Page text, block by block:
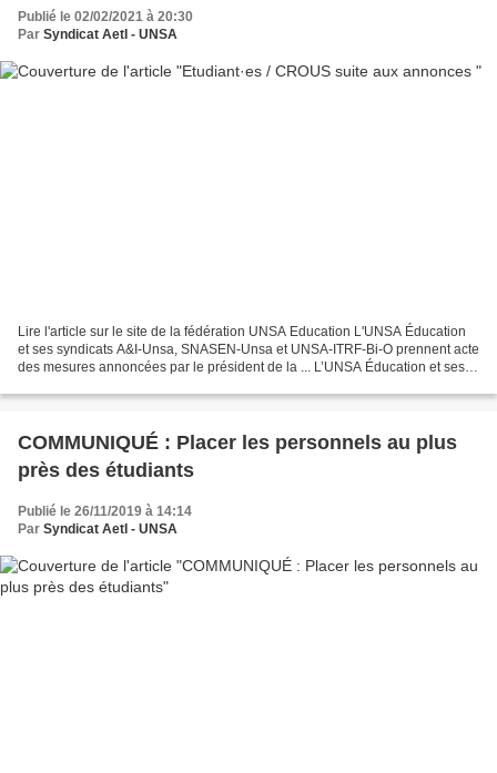
Publié le 02/02/2021 à 20:30
Par Syndicat AetI - UNSA
Lire l'article sur le site de la fédération UNSA Education L'UNSA Éducation
et ses syndicats A&I-Unsa, SNASEN-Unsa et UNSA-ITRF-Bi-O prennent acte
des mesures annoncées par le président de la ... L’UNSA Éducation et ses
COMMUNIQUÉ : Placer les personnels au plus
près des étudiants
Publié le 26/11/2019 à 14:14
Par Syndicat AetI - UNSA